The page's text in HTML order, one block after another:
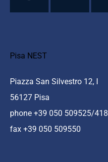
Pisa NEST
Piazza San Silvestro 12, I
56127 Pisa
phone +39 050 509525/418
fax +39 050 509550